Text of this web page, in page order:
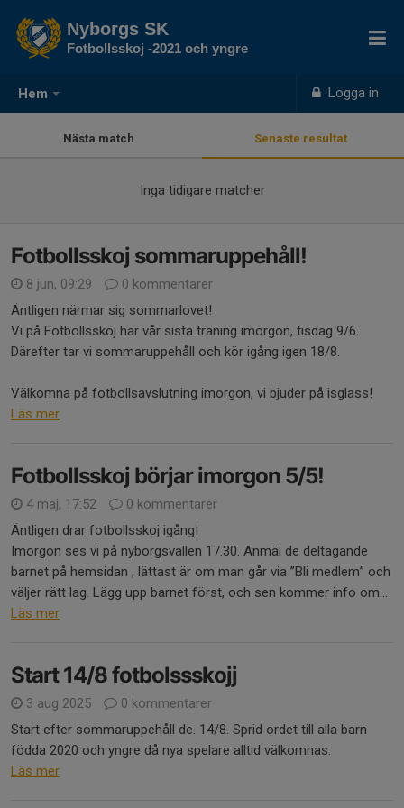
Hem Logga in
Nyborgs SK
Fotbollsskoj -2021 och yngre
Nästa match Senaste resultat
Inga tidigare matcher
Fotbollsskoj sommaruppehåll!
8 jun, 09:29
0 kommentarer
Äntligen närmar sig sommarlovet!
Vi på Fotbollsskoj har vår sista träning imorgon, tisdag 9/6.
Därefter tar vi sommaruppehåll och kör igång igen 18/8.
Välkomna på fotbollsavslutning imorgon, vi bjuder på isglass!
Läs mer
Fotbollsskoj börjar imorgon 5/5!
4 maj, 17:52
0 kommentarer
Äntligen drar fotbollsskoj igång!
Imorgon ses vi på nyborgsvallen 17.30. Anmäl de deltagande
barnet på hemsidan , lättast är om man går via ”Bli medlem” och
väljer rätt lag. Lägg upp barnet först, och sen kommer info om...
Läs mer
Start 14/8 fotbolssskojj
3 aug 2025
0 kommentarer
Start efter sommaruppehåll de. 14/8. Sprid ordet till alla barn
födda 2020 och yngre då nya spelare alltid välkomnas.
Läs mer